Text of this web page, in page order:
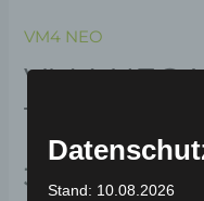
VM4 NEO
VM4 NEO
39,00
Stand: 10.08.2026